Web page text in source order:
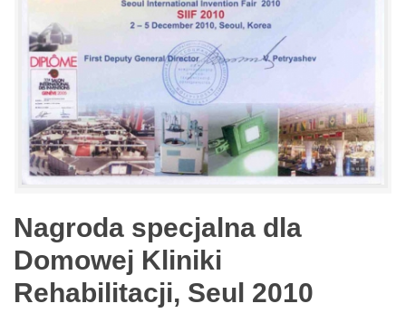
Nagroda specjalna dla
Domowej Kliniki
Rehabilitacji, Seul 2010